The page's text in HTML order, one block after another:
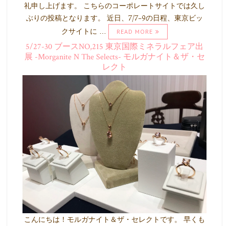
礼申し上げます。 こちらのコーポレートサイトでは久し
ぶりの投稿となります。 近日、7/7-9の日程、東京ビッ
クサイトに …
READ MORE
5/27-30 ブースNO,215 東京国際ミネラルフェア出
展 -Morganite N The Selects- モルガナイト＆ザ・セ
レクト
こんにちは！モルガナイト＆ザ・セレクトです。 早くも